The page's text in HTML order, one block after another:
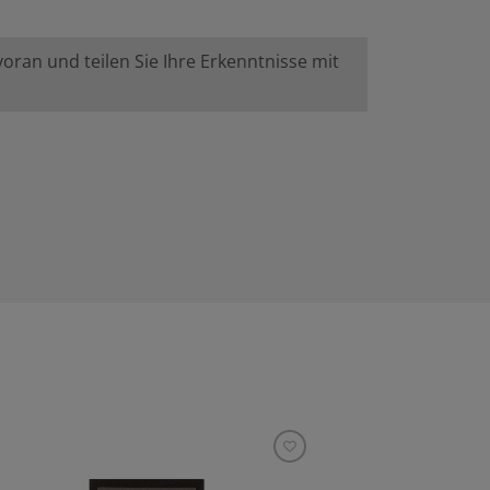
und teilen Sie Ihre Erkenntnisse mit